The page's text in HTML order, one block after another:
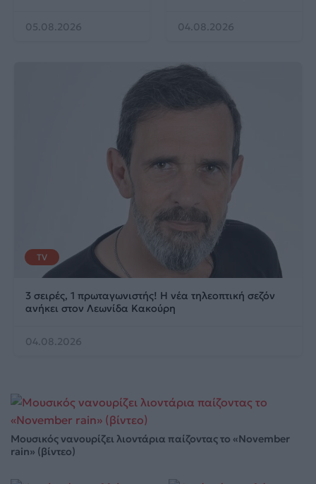
05.08.2026 04.08.2026
TV
3 σειρές, 1 πρωταγωνιστής! Η νέα τηλεοπτική σεζόν
ανήκει στον Λεωνίδα Κακούρη
04.08.2026
Μουσικός νανουρίζει λιοντάρια παίζοντας το «November
rain» (βίντεο)